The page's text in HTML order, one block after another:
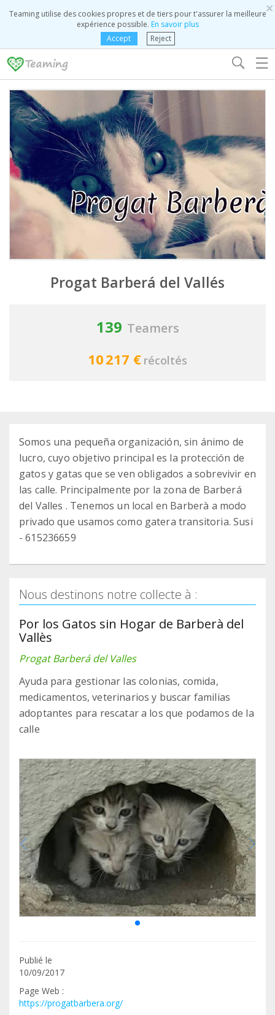
×
Teaming utilise des cookies propres et de tiers pour t'assurer la meilleure
expérience possible. En savoir plus
Accept
Reject
☰
Progat Barberá del Vallés
139 Teamers
10 217 € récoltés
Somos una pequeña organización, sin ánimo de
lucro, cuyo objetivo principal es la protección de
gatos y gatas que se ven obligados a sobrevivir en
las calle. Principalmente por la zona de Barberá
del Valles . Tenemos un local en Barberà a modo
privado que usamos como gatera transitoria. Susi
- 615236659
Nous destinons notre collecte à :
Por los Gatos sin Hogar de Barberà del
Vallès
Progat Barberá del Valles
Ayuda para gestionar las colonias, comida,
medicamentos, veterinarios y buscar familias
adoptantes para rescatar a los que podamos de la
calle
Publié le
10/09/2017
Page Web :
https://progatbarbera.org/